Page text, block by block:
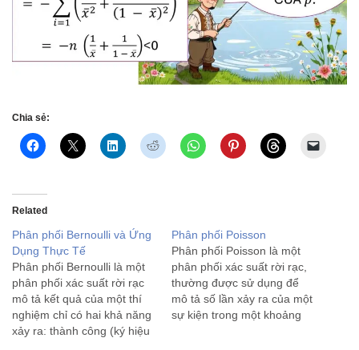
Chia sẻ:
Related
Phân phối Bernoulli và Ứng
Dụng Thực Tế
Phân phối Bernoulli là một
phân phối xác suất rời rạc
mô tả kết quả của một thí
nghiệm chỉ có hai khả năng
xảy ra: thành công (ký hiệu
Phân phối Poisson
Phân phối Poisson là một
phân phối xác suất rời rạc,
thường được sử dụng để
mô tả số lần xảy ra của một
sự kiện trong một khoảng